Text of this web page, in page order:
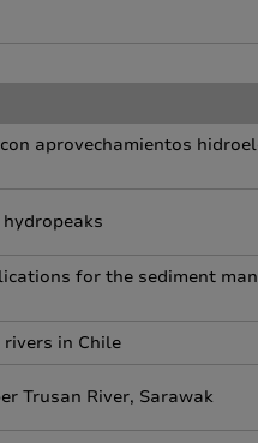
aprovechamientos
for the sediment
in Chile
Trusan River, Sarawak